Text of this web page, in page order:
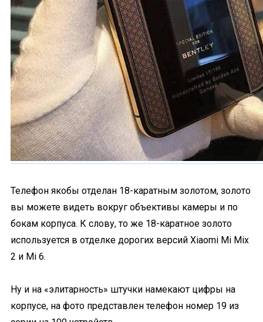
Телефон якобы отделан 18-каратным золотом, золото
вы можете видеть вокруг объективы камеры и по
бокам корпуса. К слову, то же 18-каратное золото
используется в отделке дорогих версий Xiaomi Mi Mix
2 и Mi 6.
Ну и на «элитарность» штучки намекают цифры на
корпусе, на фото представлен телефон номер 19 из